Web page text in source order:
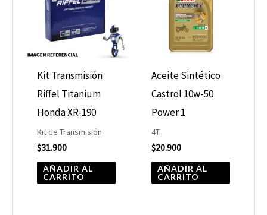
Kit Transmisión
Riffel Titanium
Honda XR-190
Kit de Transmisión
$31.900
AÑADIR AL
CARRITO
Aceite Sintético
Castrol 10w-50
Power 1
4T
$20.900
AÑADIR AL
CARRITO